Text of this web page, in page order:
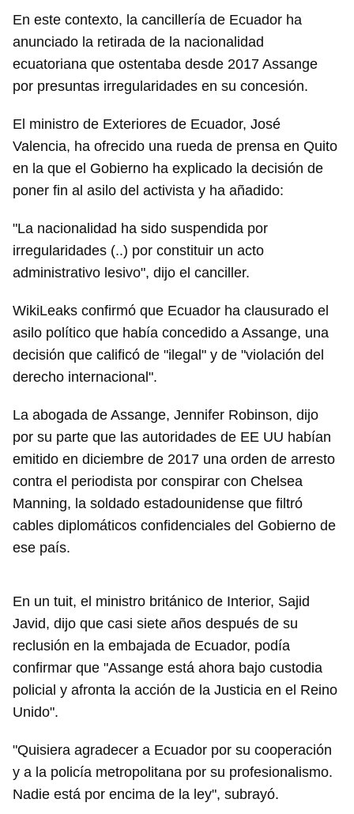
En este contexto, la cancillería de Ecuador ha
anunciado la retirada de la nacionalidad
ecuatoriana que ostentaba desde 2017 Assange
por presuntas irregularidades en su concesión.
El ministro de Exteriores de Ecuador, José
Valencia, ha ofrecido una rueda de prensa en Quito
en la que el Gobierno ha explicado la decisión de
poner fin al asilo del activista y ha añadido:
"La nacionalidad ha sido suspendida por
irregularidades (..) por constituir un acto
administrativo lesivo", dijo el canciller.
WikiLeaks confirmó que Ecuador ha clausurado el
asilo político que había concedido a Assange, una
decisión que calificó de "ilegal" y de "violación del
derecho internacional".
La abogada de Assange, Jennifer Robinson, dijo
por su parte que las autoridades de EE UU habían
emitido en diciembre de 2017 una orden de arresto
contra el periodista por conspirar con Chelsea
Manning, la soldado estadounidense que filtró
cables diplomáticos confidenciales del Gobierno de
ese país.
En un tuit, el ministro británico de Interior, Sajid
Javid, dijo que casi siete años después de su
reclusión en la embajada de Ecuador, podía
confirmar que "Assange está ahora bajo custodia
policial y afronta la acción de la Justicia en el Reino
Unido".
"Quisiera agradecer a Ecuador por su cooperación
y a la policía metropolitana por su profesionalismo.
Nadie está por encima de la ley", subrayó.